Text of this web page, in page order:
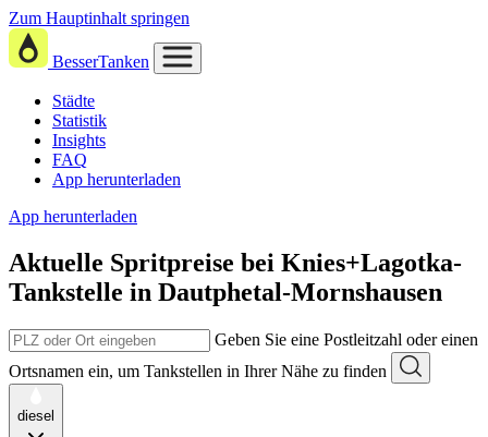
Zum Hauptinhalt springen
BesserTanken
Städte
Statistik
Insights
FAQ
App herunterladen
App herunterladen
Aktuelle Spritpreise bei Knies+Lagotka-
Tankstelle in Dautphetal-Mornshausen
Geben Sie eine Postleitzahl oder einen
Ortsnamen ein, um Tankstellen in Ihrer Nähe zu finden
diesel